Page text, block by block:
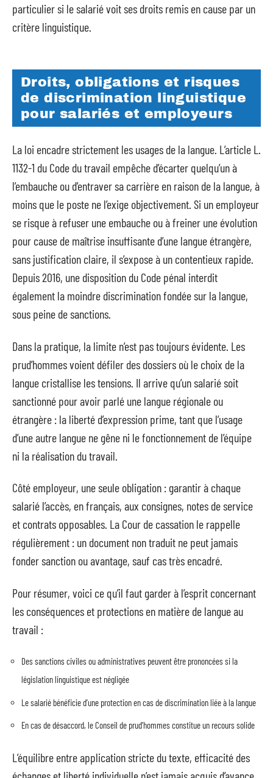
particulier si le salarié voit ses droits remis en cause par un
critère linguistique.
Droits, obligations et risques
de discrimination linguistique
pour salariés et employeurs
La loi encadre strictement les usages de la langue. L’article L.
1132-1 du Code du travail empêche d’écarter quelqu’un à
l’embauche ou d’entraver sa carrière en raison de la langue, à
moins que le poste ne l’exige objectivement. Si un employeur
se risque à refuser une embauche ou à freiner une évolution
pour cause de maîtrise insuffisante d’une langue étrangère,
sans justification claire, il s’expose à un contentieux rapide.
Depuis 2016, une disposition du Code pénal interdit
également la moindre discrimination fondée sur la langue,
sous peine de sanctions.
Dans la pratique, la limite n’est pas toujours évidente. Les
prud’hommes voient défiler des dossiers où le choix de la
langue cristallise les tensions. Il arrive qu’un salarié soit
sanctionné pour avoir parlé une langue régionale ou
étrangère : la liberté d’expression prime, tant que l’usage
d’une autre langue ne gêne ni le fonctionnement de l’équipe
ni la réalisation du travail.
Côté employeur, une seule obligation : garantir à chaque
salarié l’accès, en français, aux consignes, notes de service
et contrats opposables. La Cour de cassation le rappelle
régulièrement : un document non traduit ne peut jamais
fonder sanction ou avantage, sauf cas très encadré.
Pour résumer, voici ce qu’il faut garder à l’esprit concernant
les conséquences et protections en matière de langue au
travail :
Des sanctions civiles ou administratives peuvent être prononcées si la
législation linguistique est négligée
Le salarié bénéficie d’une protection en cas de discrimination liée à la langue
En cas de désaccord, le Conseil de prud’hommes constitue un recours solide
L’équilibre entre application stricte du texte, efficacité des